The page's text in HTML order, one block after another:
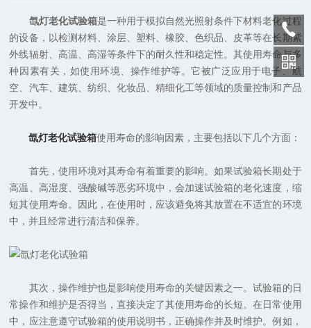
氙灯老化试验箱是一种用于模拟自然光照射条件下材料老化过程
的设备，以检测材料、涂层、塑料、橡胶、色织品、皮革等在长期紫
外线辐射、高温、高湿等条件下的耐久性和稳定性。其使用寿命与多
种因素有关，如使用环境、操作维护等。它被广泛应用于电子、航
空、汽车、建筑、纺织、化妆品、精细化工等领域的质量控制和产品
开发中。
氙灯老化试验箱使用寿命的影响因素，主要包括以下几个方面：
首先，使用环境对其寿命有着重要的影响。如果试验箱长期处于
高温、高湿度、强酸碱等恶劣环境中，会加速试验箱的老化速度，缩
短其使用寿命。因此，在使用时，应该避免将其放置在不适宜的环境
中，并且经常进行清洁和保养。
其次，操作维护也是影响使用寿命的关键因素之一。试验箱的日
常操作和维护是否得当，直接决定了其使用寿命的长短。在日常使用
中，应注意遵守试验箱的使用说明书，正确操作并及时维护。例如，